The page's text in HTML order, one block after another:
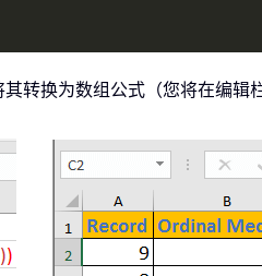
其转换为数组公式（您将在编辑